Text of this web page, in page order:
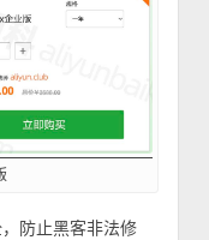
防止黑客非法修